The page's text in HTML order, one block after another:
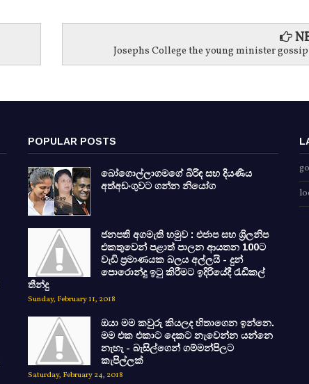
Josephs College the young minister
POPULAR POSTS
බෝගොල්ලාගමගේ බිරිඳ සහ දියණිය
අත්අඩංගුවට ගන්න නියෝග
ජනපති අගමැති හමුව : එජාප සහ ශ්‍රිලනිප
එකතුවෙන් පළාත් පාලන ආයතන 100ට
වැඩි ප්‍රමාණයක බලය අල්ලයි - දුන්
පොරොන්දු ඉටු කිරීමට ඉදිරියේදී රැඩිකල්
තීන්දු
Sunday, February 11, 2018
ඔයා මම කවුරු කියලද හිතාගෙන ඉන්නෙ.
මම එක එකාට දෙකට නැවෙන්න යන්නෙ
නැහැ - බැසිල්ගෙන් ගම්මන්පිලට
කැපිල්ලක්
Saturday, February 24, 2018